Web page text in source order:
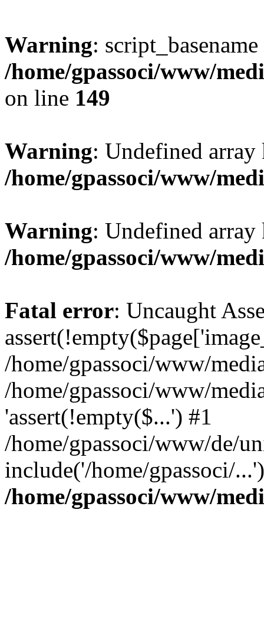
Warning:
/home/gpassoci/www/
on line 149
Warning: Undefined
/home/gpassoci/www/
Warning: Undefined
/home/gpassoci/www/
Fatal error: Uncaught
/home/gpassoci/www/
/home/gpassoci/www/
'assert(!empty($...') #1
/home/gpassoci/www/de/
include('/home/gpassoci/
/home/gpassoci/www/